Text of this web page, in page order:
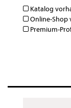
Katalog
Online-Shop
Premium-